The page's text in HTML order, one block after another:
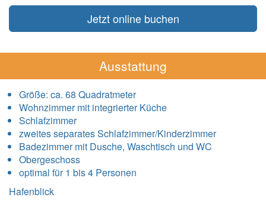
Jetzt online buchen
Ausstattung
Größe: ca. 68 Quadratmeter
Wohnzimmer mit integrierter Küche
Schlafzimmer
zweites separates Schlafzimmer/Kinderzimmer
Badezimmer mit Dusche, Waschtisch und WC
Obergeschoss
optimal für 1 bis 4 Personen
Hafenblick